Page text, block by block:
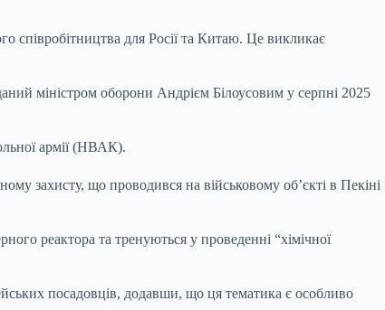
співробітництва для Росії та Китаю. Це викликає
міністром оборони Андрієм Білоусовим у серпні 2025
армії (НВАК).
захисту, що проводився на військовому об’єкті в Пекіні
реактора та тренуються у проведенні “хімічної
посадовців, додавши, що ця тематика є особливо